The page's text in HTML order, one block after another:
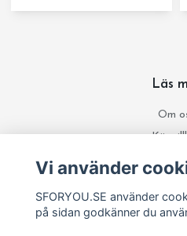
Läs
Om
Material och
Vi använder
SFORYOU.SE använder
på sidan godkänner du